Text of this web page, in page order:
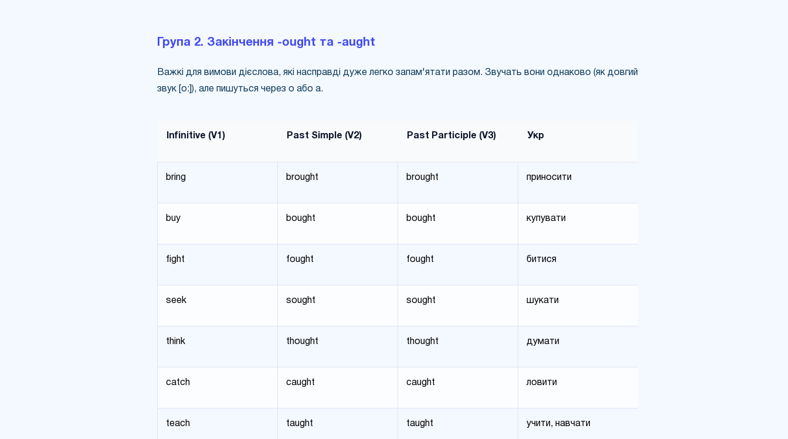
Група 2. Закінчення -ought та -aught
Важкі для вимови дієслова, які насправді дуже легко запам'ятати разом. Звучать вони однаково (як довгий
звук [о:]), але пишуться через o або a.
Infinitive (V1) Past Simple (V2) Past Participle (V3) Укр
bring brought brought приносити
buy bought bought купувати
fight fought fought битися
seek sought sought шукати
think thought thought думати
catch caught caught ловити
teach taught taught учити, навчати